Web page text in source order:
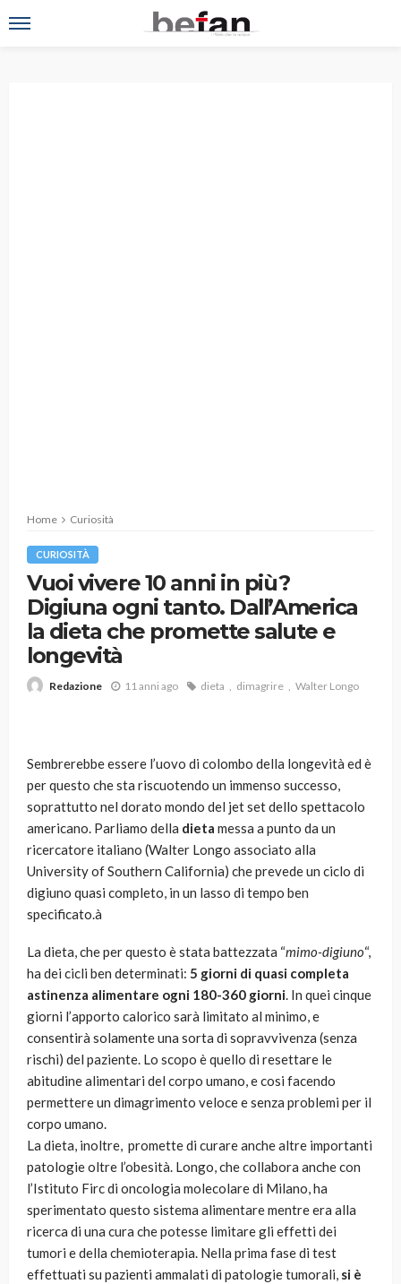
Home Curiosità
CURIOSITÀ
Vuoi vivere 10 anni in più?
Digiuna ogni tanto. Dall’America
la dieta che promette salute e
longevità
Redazione 11 anni ago dieta dimagrire Walter Longo
Sembrerebbe essere l’uovo di colombo della longevità ed è
per questo che sta riscuotendo un immenso successo,
soprattutto nel dorato mondo del jet set dello spettacolo
americano. Parliamo della dieta messa a punto da un
ricercatore italiano (Walter Longo associato alla
University of Southern California) che prevede un ciclo di
digiuno quasi completo, in un lasso di tempo ben
specificato.à
La dieta, che per questo è stata battezzata “mimo-digiuno“,
ha dei cicli ben determinati: 5 giorni di quasi completa
astinenza alimentare ogni 180-360 giorni. In quei cinque
giorni l’apporto calorico sarà limitato al minimo, e
consentirà solamente una sorta di sopravvivenza (senza
rischi) del paziente. Lo scopo è quello di resettare le
abitudine alimentari del corpo umano, e cosi facendo
permettere un dimagrimento veloce e senza problemi per il
corpo umano.
La dieta, inoltre, promette di curare anche altre importanti
patologie oltre l’obesità. Longo, che collabora anche con
l’Istituto Firc di oncologia molecolare di Milano, ha
sperimentato questo sistema alimentare mentre era alla
ricerca di una cura che potesse limitare gli effetti dei
tumori e della chemioterapia. Nella prima fase di test
effettuati su pazienti ammalati di patologie tumorali, si è